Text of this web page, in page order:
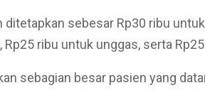
ditetapkan sebesar Rp30 ribu
Rp25 ribu untuk unggas, serta
sebagian besar pasien yang